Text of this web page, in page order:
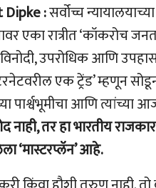
Dipke :सर्वोच्च
रात्रीत ‘कॉकरोच जनता
विनोदी, उपरोधिक आणि
एक ट्रेंड’ म्हणून
आणि त्यांच्या
नाही, तर हा भारतीय
‘मास्टरप्लॅन’ आहे.